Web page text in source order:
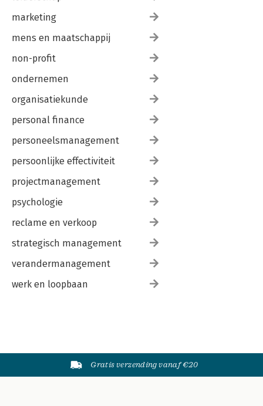
marketing
mens en maatschappij
non-profit
ondernemen
organisatiekunde
personal finance
personeelsmanagement
persoonlijke effectiviteit
projectmanagement
psychologie
reclame en verkoop
strategisch management
verandermanagement
werk en loopbaan
Gratis verzending vanaf €20